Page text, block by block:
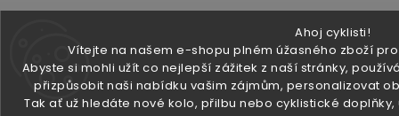
Ahoj cyklisti!
Vítejte na našem e-shopu plném úžasného zboží
Abyste si mohli užít co nejlepší zážitek z naší stránky,
přizpůsobit naši nabídku vašim zájmům, personalizovat
Tak ať už hledáte nové kolo, přilbu nebo cyklistické